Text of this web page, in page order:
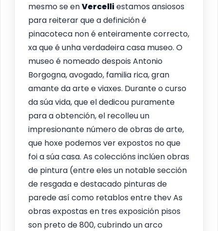
mesmo se enVercelliestamos ansiosos
para reiterar que a definición é
pinacoteca non é enteiramente correcto,
xa que é unha verdadeira casa museo. O
museo é nomeado despois Antonio
Borgogna, avogado, familia rica, gran
amante da arte e viaxes. Durante o curso
da súa vida, que el dedicou puramente
para a obtención, el recolleu un
impresionante número de obras de arte,
que hoxe podemos ver expostos no que
foi a súa casa. As coleccións inclúen obras
de pintura (entre eles un notable sección
de resgada e destacado pinturas de
parede así como retablos entre thev As
obras expostas en tres exposición pisos
son preto de 800, cubrindo un arco